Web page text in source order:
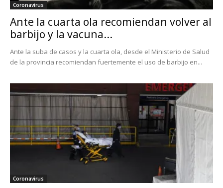
Coronavirus
Ante la cuarta ola recomiendan volver al
barbijo y la vacuna...
Ante la suba de casos y la cuarta ola, desde el Ministerio de Salud
de la provincia recomiendan fuertemente el uso de barbijo en...
Coronavirus